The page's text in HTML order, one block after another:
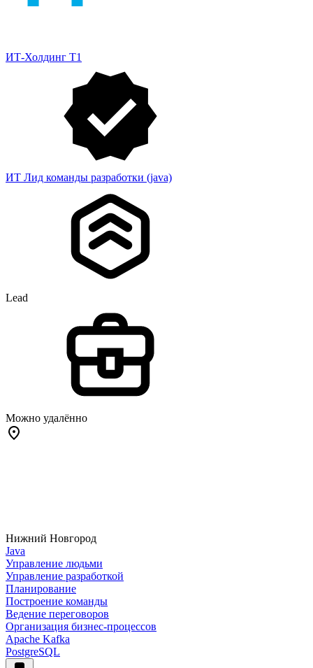
ИТ-Холдинг Т1
ИТ Лид команды разработки (java)
Lead
Можно удалённо
Нижний Новгород
Java
Управление людьми
Управление разработкой
Планирование
Построение команды
Ведение переговоров
Организация бизнес-процессов
Apache Kafka
PostgreSQL